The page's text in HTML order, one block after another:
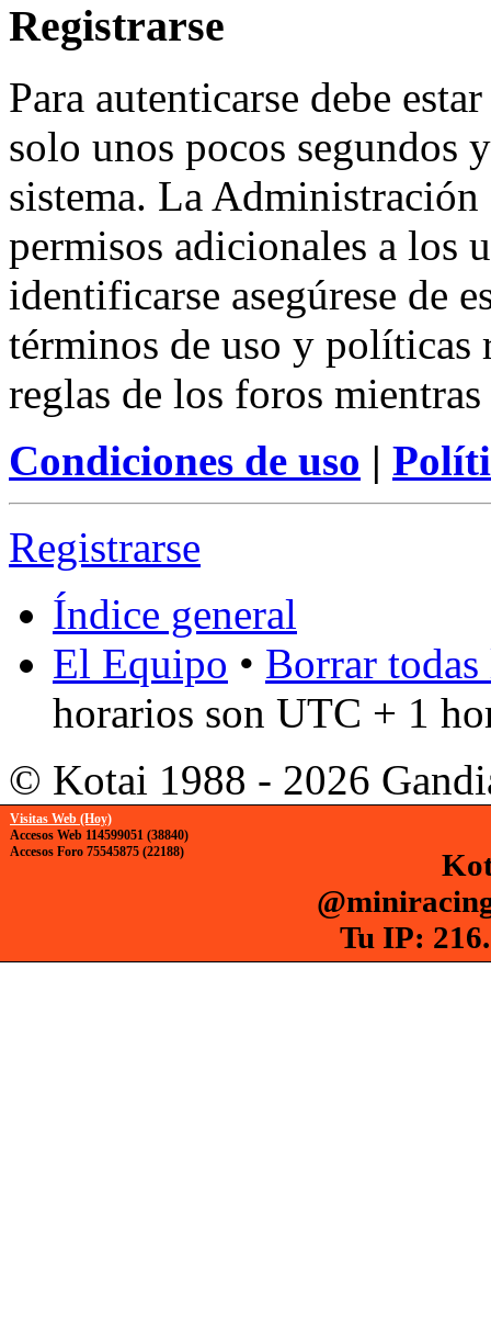
Registrarse
Para autenticarse debe
solo unos pocos segundos
sistema. La
permisos adicionales a los
identificarse asegúrese de
términos de uso y políticas
reglas de los foros
Condiciones de uso |
Registrarse
Índice general
El Equipo • Borrar
horarios son UTC + 1
© Kotai 1988 - 2026
Visitas Web (Hoy)
Accesos Web 114599051 (38840)
Accesos Foro 75545875 (22188)
Tu IP: